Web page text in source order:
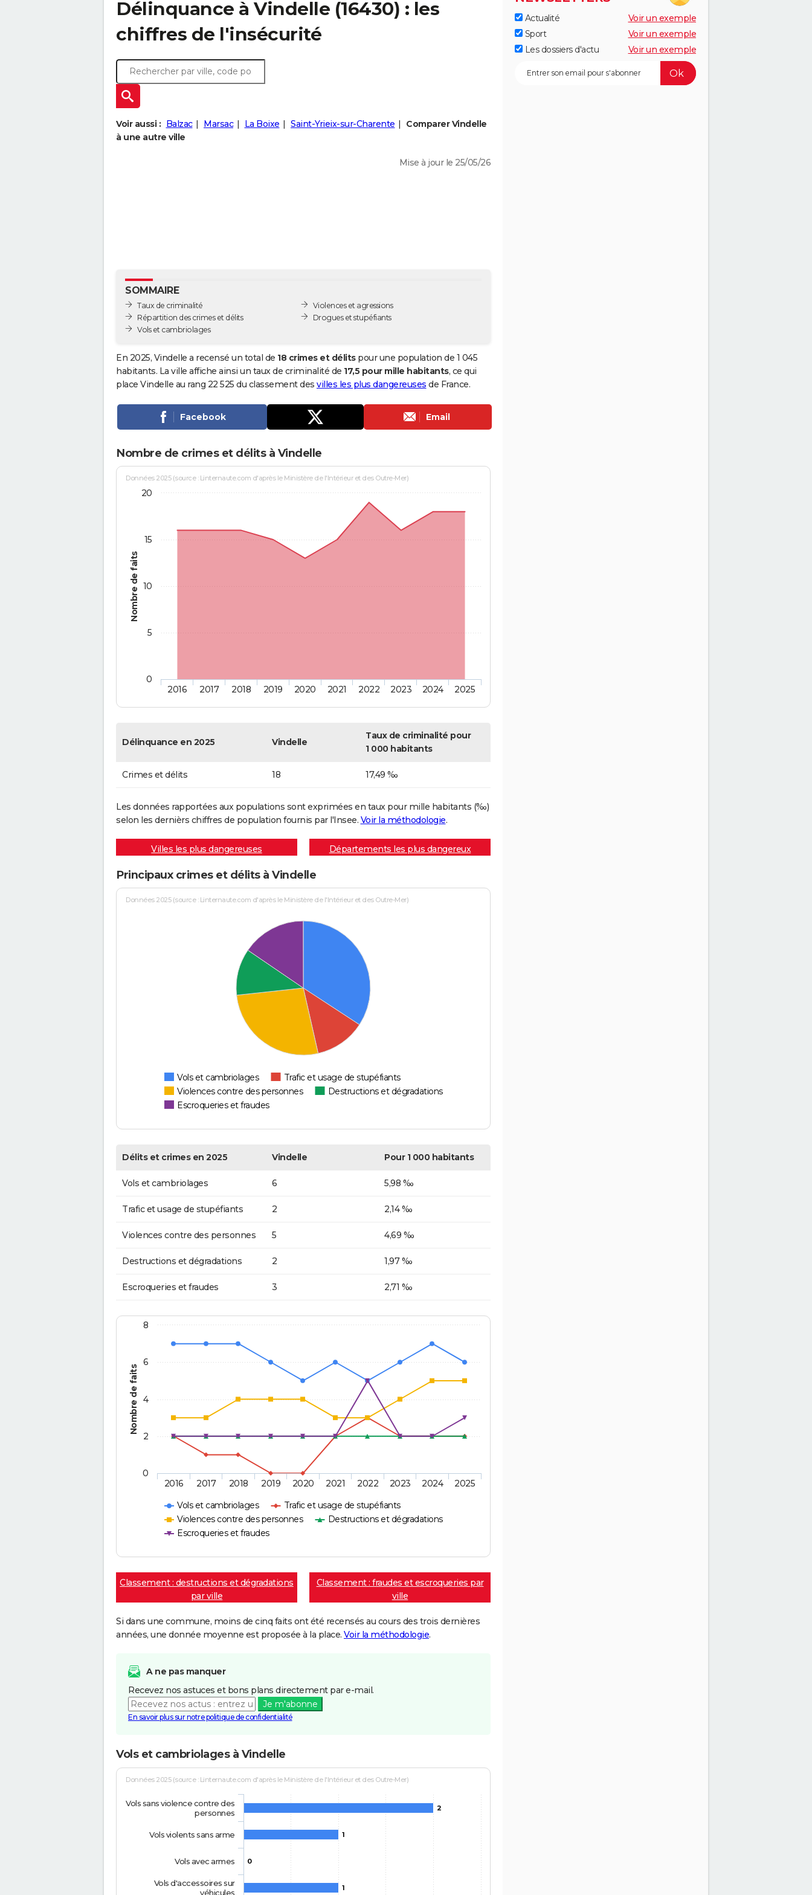
Délinquance à Vindelle (16430) : les
chiffres de l'insécurité
Voir aussi : Balzac Marsac La Boixe Saint-Yrieix-sur-Charente
Comparer Vindelle
à une autre ville
Mise à jour le 25/05/26
SOMMAIRE
Taux de criminalité
Répartition des crimes et délits
Vols et cambriolages
Violences et agressions
Drogues et stupéfiants
En 2025, Vindelle a recensé un total de 18 crimes et délitspour une population de 1 045
habitants. La ville affiche ainsi un taux de criminalité de 17,5 pour mille habitants, ce qui
place Vindelle au rang 22 525 du classement des villes les plus dangereuses de France.
Facebook Email
Nombre de crimes et délits à Vindelle
Nombre de faits
Données 2025 (source : Linternaute.com d'après le Ministère de l'Intérieur et des Outre-Mer)
2016 2017 2018 2019 2020 2021 2022 2023 2024 2025
0
5
10
15
20
Délinquance en 2025 Vindelle
Taux de criminalité pour
1 000 habitants
Crimes et délits 18 17,49 ‰
Les données rapportées aux populations sont exprimées en taux pour mille habitants (‰)
selon les dernièrs chiffres de population fournis par l'Insee. Voir la méthodologie.
Villes les plus dangereuses Départements les plus dangereux
Principaux crimes et délits à Vindelle
Données 2025 (source : Linternaute.com d'après le Ministère de l'Intérieur et des Outre-Mer)
Vols et cambriolages
Trafic et usage de stupéfiants
Violences contre des personnes
Destructions et dégradations
Escroqueries et fraudes
Délits et crimes en 2025 Vindelle Pour 1 000 habitants
Vols et cambriolages 6 5,98 ‰
Trafic et usage de stupéfiants 2 2,14 ‰
Violences contre des personnes 5 4,69 ‰
Destructions et dégradations 2 1,97 ‰
Escroqueries et fraudes 3 2,71 ‰
Nombre de faits
Vols et cambriolages
Trafic et usage de stupéfiants
Violences contre des personnes
Destructions et dégradations
Escroqueries et fraudes
2016 2017 2018 2019 2020 2021 2022 2023 2024 2025
0
2
4
6
8
Classement : destructions et dégradations
par ville
Classement : fraudes et escroqueries par
ville
Si dans une commune, moins de cinq faits ont été recensés au cours des trois dernières
années, une donnée moyenne est proposée à la place. Voir la méthodologie.
A ne pas manquer
Recevez nos astuces et bons plans directement par e-mail.
Je m'abonne
En savoir plus sur notre politique de confidentialité
Vols et cambriolages à Vindelle
Données 2025 (source : Linternaute.com d'après le Ministère de l'Intérieur et des Outre-Mer)
2
1
0
1
Vols sans violence contre des
personnes
Vols violents sans arme
Vols avec armes
Vols d'accessoires sur
véhicules
Actualité
Voir un exemple
Sport
Voir un exemple
Les dossiers d'actu
Voir un exemple